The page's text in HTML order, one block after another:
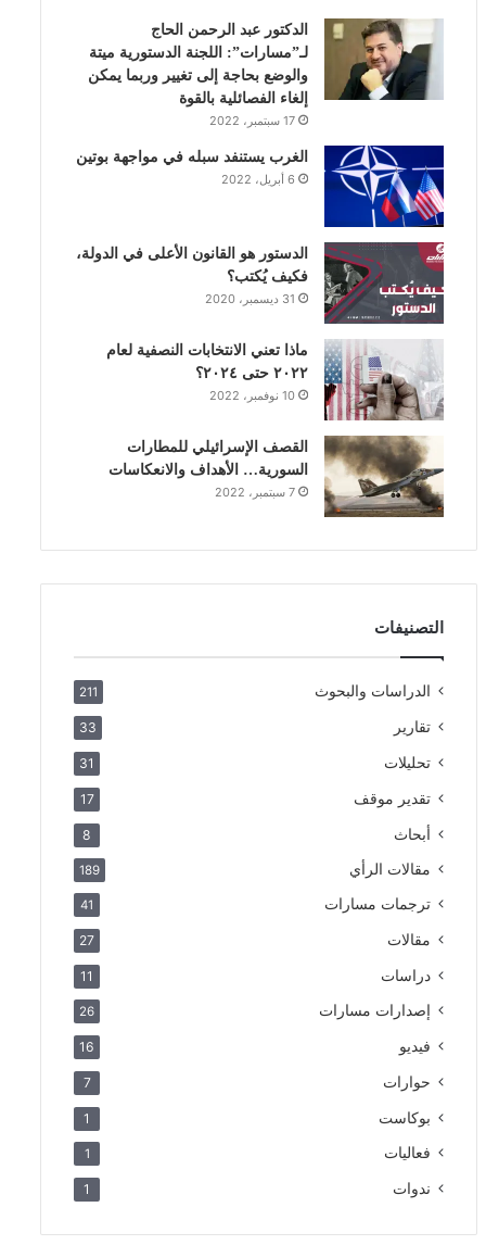
ك
إ
ن
ب
ا
الدكتور عبد الرحمن الحاج
لـ”مسارات”: اللجنة الدستورية ميتة
والوضع بحاجة إلى تغيير وربما يمكن
إلغاء الفصائلية بالقوة
17 سبتمبر، 2022
الغرب يستنفد سبله في مواجهة بوتين
6 أبريل، 2022
الدستور هو القانون الأعلى في الدولة،
فكيف يُكتب؟
31 ديسمبر، 2020
ماذا تعني الانتخابات النصفية لعام
٢٠٢٢ حتى ٢٠٢٤؟
10 نوفمبر، 2022
القصف الإسرائيلي للمطارات
السورية… الأهداف والانعكاسات
7 سبتمبر، 2022
التصنيفات
الدراسات والبحوث 211
تقارير 33
تحليلات 31
تقدير موقف 17
أبحاث 8
مقالات الرأي 189
ترجمات مسارات 41
مقالات 27
دراسات 11
إصدارات مسارات 26
فيديو 16
حوارات 7
بوكاست 1
فعاليات 1
ندوات 1